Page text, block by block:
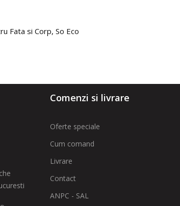
Fata si Corp, So Eco
Comenzi si livrare
Oferte speciale
Cum comand
Livrare
Contact
ANPC - SAL